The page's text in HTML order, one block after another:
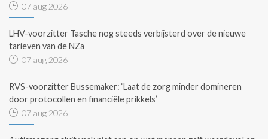
07 aug 2026
LHV-voorzitter Tasche nog steeds verbijsterd over de nieuwe
tarieven van de NZa
07 aug 2026
RVS-voorzitter Bussemaker: ‘Laat de zorg minder domineren
door protocollen en financiële prikkels’
07 aug 2026